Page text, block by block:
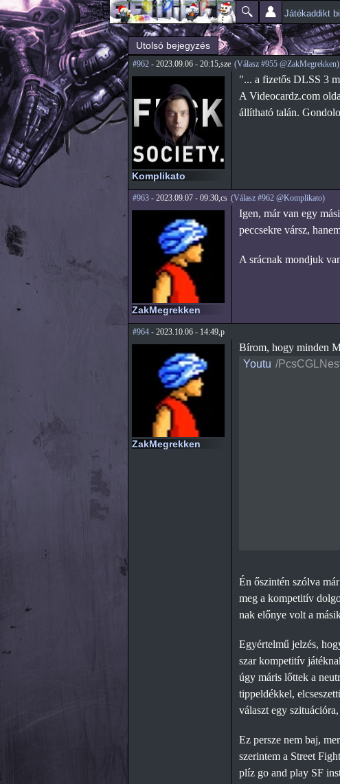
Főmenü
Jelenlegi hely Játékaddikt
Utolsó bejegyzés
#962- 2023.09.06 - 20:15,sze (Válasz #955 @ZakMegrekken)
Komplikato
"... a fizetős DLSS 3
A Videocardz.com
állítható talán.
#963- 2023.09.07 - 09:30,cs (Válasz #962 @Komplikato)
ZakMegrekken
Igen, már van egy
peccsekre vársz,
A srácnak mondjuk
#964- 2023.10.06 - 14:49,p
ZakMegrekken
Bírom, hogy minden
Youtu /
Én őszintén szólva
meg a kompetitív
nak előnye volt a
Egyértelmű jelzés,
szar kompetitív
úgy máris lőttek a
tippeldékkel,
választ egy
Ez persze nem baj,
szerintem a Street
plíz go and play SF